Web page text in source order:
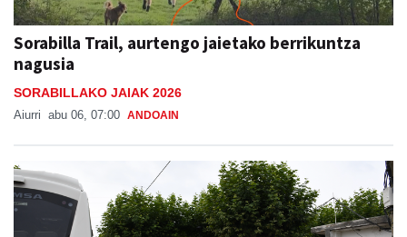
Sorabilla Trail, aurtengo jaietako berrikuntza
nagusia
SORABILLAKO JAIAK 2026
Aiurri abu 06, 07:00 ANDOAIN